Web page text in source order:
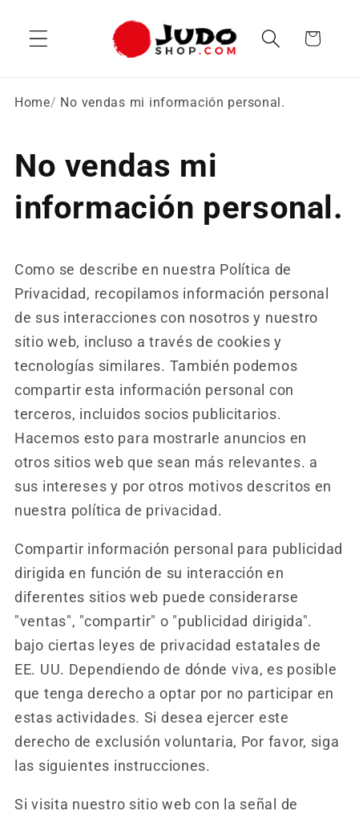
al contenido
Carrito
Home No vendas mi información personal.
No vendas mi
información personal.
Como se describe en nuestra Política de
Privacidad, recopilamos información personal
de sus interacciones con nosotros y nuestro
sitio web, incluso a través de cookies y
tecnologías similares. También podemos
compartir esta información personal con
terceros, incluidos socios publicitarios.
Hacemos esto para mostrarle anuncios en
otros sitios web que sean más relevantes. a
sus intereses y por otros motivos descritos en
nuestra política de privacidad.
Compartir información personal para publicidad
dirigida en función de su interacción en
diferentes sitios web puede considerarse
"ventas", "compartir" o "publicidad dirigida".
bajo ciertas leyes de privacidad estatales de
EE. UU. Dependiendo de dónde viva, es posible
que tenga derecho a optar por no participar en
estas actividades. Si desea ejercer este
derecho de exclusión voluntaria, Por favor, siga
las siguientes instrucciones.
Si visita nuestro sitio web con la señal de